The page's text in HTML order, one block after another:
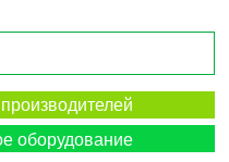
оборудование